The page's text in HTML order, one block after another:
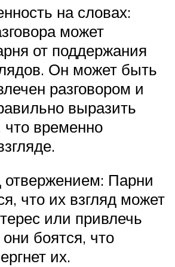
на словах:
может
от поддержания
Он может быть
разговором и
выразить
временно
отвержением: Парни
что их взгляд может
или привлечь
боятся, что
их.